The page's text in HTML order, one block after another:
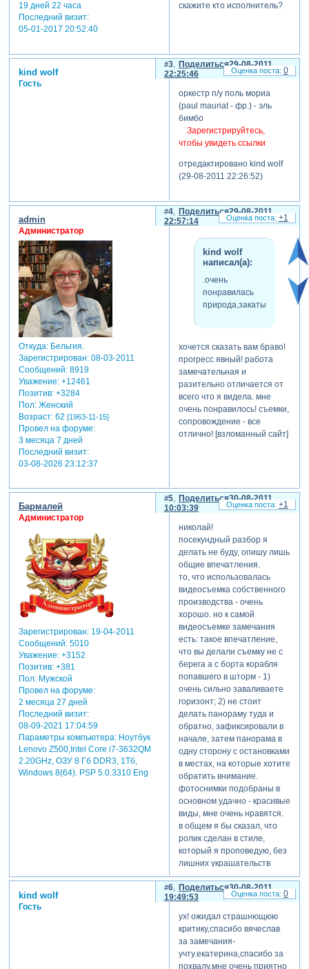
19 дней 22 часа
Последний визит:
05-01-2017 20:52:40
скажите кто исполнитель?
Поделиться
3
29-08-2011
22:25:46
kind wolf
Гость
оркестр п/у поль мориа
(paul mauriat - фр.) - эль
бимбо
Зарегистрируйтесь,
чтобы увидеть ссылки
отредактировано kind wolf
(29-08-2011 22:26:52)
0
Поделиться
4
29-08-2011
22:57:14
admin
Администратор
Откуда:Бельгия.
Зарегистрирован: 08-03-2011
Сообщений:8919
Уважение: +12461
Позитив: +3284
Пол:Женский
Возраст:62 [1963-11-15]
Провел на форуме:
3 месяца 7 дней
Последний визит:
03-08-2026 23:12:37
kind wolf
написал(а):
.очень
понравилась
природа,закаты.
хочется сказать вам браво!
прогресс явный! работа
замечательная и
разительно отличается от
всего что я видела. мне
очень понравилось! съемки,
сопровождение - все
отлично![взломанный сайт]
+1
Поделиться
5
30-08-2011
10:03:39
Бармалей
Администратор
Зарегистрирован: 19-04-2011
Сообщений:5010
Уважение: +3152
Позитив: +381
Пол:Мужской
Провел на форуме:
2 месяца 27 дней
Последний визит:
08-09-2021 17:04:59
Параметры компьютера:Ноутбук
Lenovo Z500,Intel Core i7-3632QM
2.20GHz, ОЗУ 8 Гб DDR3, 1Тб,
Windows 8(64). PSP 5.0.3310 Eng
николай!
посекундный разбор я
делать не буду, опишу лишь
общие впечатления.
то, что использовалась
видеосъемка собственного
производства - очень
хорошо. но к самой
видеосъемке замечания
есть: такое впечатление,
что вы делали съемку не с
берега а с борта корабля
попавшего в шторм - 1)
очень сильно заваливаете
горизонт; 2) не стоит
делать панораму туда и
обратно, зафиксировали в
начале, затем панорама в
одну сторону с остановками
в местах, на которые хотите
обратить внимание.
фотоснимки подобраны в
основном удачно - красивые
виды, мне очень нравятся.
в общем я бы сказал, что
ролик сделан в стиле,
который я проповедую, без
лишних украшательств
стилями и переходами,
рюшечками и бабочками.
зато смотрится как!
[взломанный сайт] как
настоящий видео-ролик по
телевизору.
+1
Поделиться
6
30-08-2011
19:49:53
kind wolf
Гость
ух! ожидал страшнющюю
критику,спасибо вячеслав
за замечания-
учту.екатерина,спасибо за
похвалу.мне очень приятно
0